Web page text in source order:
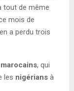
tout de même
mois de
en a perdu trois
marocains, qui
les nigérians à